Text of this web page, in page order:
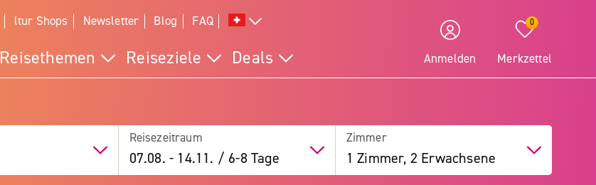
ltur Shops Newsletter Blog FAQ
Reisethemen Reiseziele Deals Anmelden
0
Merkzettel
Reisezeitraum
07.08. - 14.11. / 6-8 Tage
Zimmer
1 Zimmer, 2 Erwachsene